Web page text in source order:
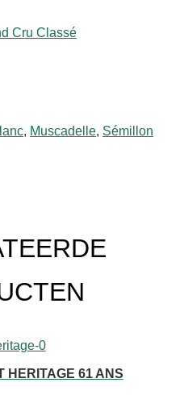
Cru Classé
, Muscadelle, Sémillon
HERITAGE 61 ANS